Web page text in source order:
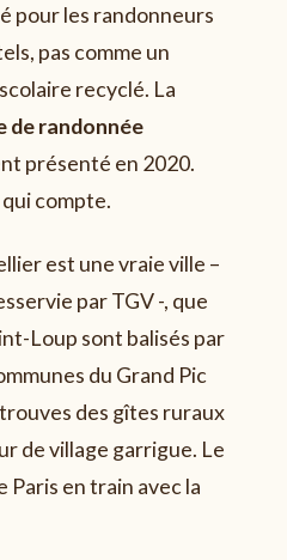
pour les randonneurs
pas comme un
recyclé. La
de randonnée
présenté en 2020.
compte.
est une vraie ville –
par TGV -, que
Loup sont balisés par
du Grand Pic
des gîtes ruraux
de village garrigue. Le
Paris en train avec la